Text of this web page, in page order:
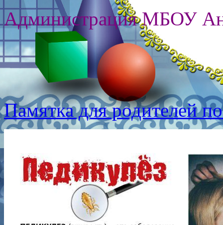
Администрация МБОУ
Памятка для родителей